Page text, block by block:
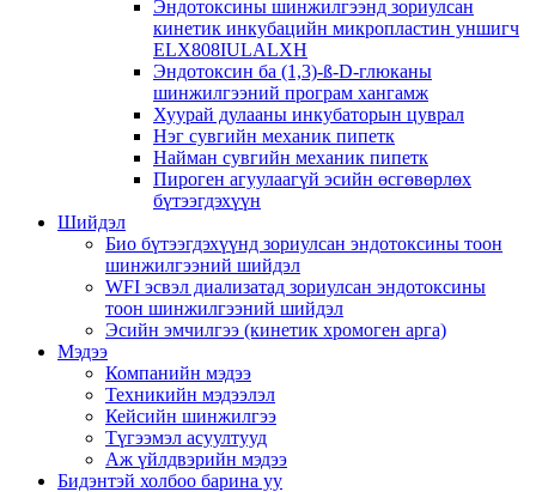
Эндотоксины шинжилгээнд зориулсан
кинетик инкубацийн микропластин уншигч
ELX808IULALXH
Эндотоксин ба (1,3)-ß-D-глюканы
шинжилгээний програм хангамж
Хуурай дулааны инкубаторын цуврал
Нэг сувгийн механик пипетк
Найман сувгийн механик пипетк
Пироген агуулаагүй эсийн өсгөвөрлөх
бүтээгдэхүүн
Шийдэл
Био бүтээгдэхүүнд зориулсан эндотоксины тоон
шинжилгээний шийдэл
WFI эсвэл диализатад зориулсан эндотоксины
тоон шинжилгээний шийдэл
Эсийн эмчилгээ (кинетик хромоген арга)
Мэдээ
Компанийн мэдээ
Техникийн мэдээлэл
Кейсийн шинжилгээ
Түгээмэл асуултууд
Аж үйлдвэрийн мэдээ
Бидэнтэй холбоо барина уу